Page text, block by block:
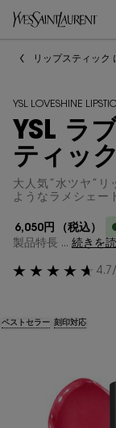
リップスティック
YSL LOVESHINE
YSL ラ
ティック
大人気”水ツヤ”リ
ようなラメシェー
6,050円 （税込）
製品特長 ... 続きを
ベストセラー 刻印対応